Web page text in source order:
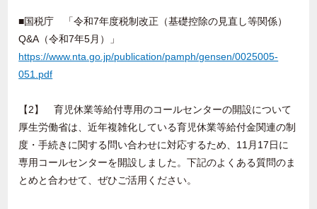
■国税庁 「令和7年度税制改正（基礎控除の見直し等関係）
Q&A（令和7年5月）」
https://www.nta.go.jp/publication/pamph/gensen/0025005-
051.pdf
【2】 育児休業等給付専用のコールセンターの開設について
厚生労働省は、近年複雑化している育児休業等給付金関連の制
度・手続きに関する問い合わせに対応するため、11月17日に
専用コールセンターを開設しました。下記のよくある質問のま
とめと合わせて、ぜひご活用ください。